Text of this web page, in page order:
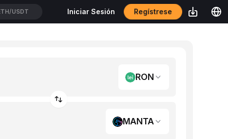
USDT Iniciar Sesión Regístrese
RON
MANTA